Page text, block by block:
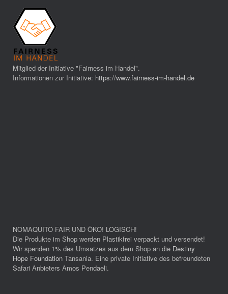
Mitglied der Initiative "Fairness im Handel".
Informationen zur Initiative: https://www.fairness-im-handel.de
NOMAQUITO FAIR UND ÖKO! LOGISCH!
Die Produkte im Shop werden Plastikfrei verpackt und versendet!
Wir spenden 1% des Umsatzes aus dem Shop an die Destiny
Hope Foundation Tansania. Eine private Initiative des befreundeten
Safari Anbieters Amos Pendaeli.